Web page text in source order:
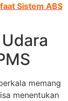
Sistem ABS
memang
menentukan